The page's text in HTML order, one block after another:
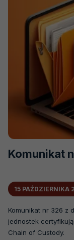
Komunikat
15 PAŹDZIERNIKA
Komunikat nr 326 z
jednostek
Chain of Custody.